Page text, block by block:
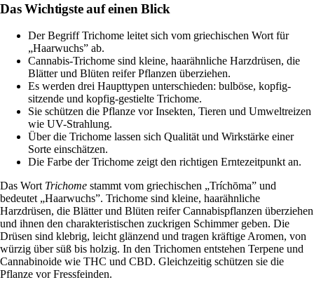
Das Wichtigste auf einen Blick
Der Begriff Trichome leitet sich vom griechischen Wort für
„Haarwuchs” ab.
Cannabis-Trichome sind kleine, haarähnliche Harzdrüsen, die
Blätter und Blüten reifer Pflanzen überziehen.
Es werden drei Haupttypen unterschieden: bulböse, kopfig-
sitzende und kopfig-gestielte Trichome.
Sie schützen die Pflanze vor Insekten, Tieren und Umweltreizen
wie UV-Strahlung.
Über die Trichome lassen sich Qualität und Wirkstärke einer
Sorte einschätzen.
Die Farbe der Trichome zeigt den richtigen Erntezeitpunkt an.
Das Wort Trichome stammt vom griechischen „Tríchōma” und
bedeutet „Haarwuchs”. Trichome sind kleine, haarähnliche
Harzdrüsen, die Blätter und Blüten reifer Cannabispflanzen überziehen
und ihnen den charakteristischen zuckrigen Schimmer geben. Die
Drüsen sind klebrig, leicht glänzend und tragen kräftige Aromen, von
würzig über süß bis holzig. In den Trichomen entstehen Terpene und
Cannabinoide wie THC und CBD. Gleichzeitig schützen sie die
Pflanze vor Fressfeinden.